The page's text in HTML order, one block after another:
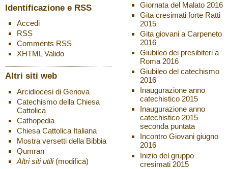
Identificazione e RSS
Accedi
RSS
Comments RSS
XHTMLValido
Altri siti web
Arcidiocesi di Genova
Catechismo della Chiesa
Cattolica
Cathopedia
Chiesa Cattolica Italiana
Mostra versetti della Bibbia
Qumran
Altri siti utili (modifica)
Giornata del Malato 2016
Gita cresimati forte Ratti
2015
Gita giovani a Carpeneto
2016
Giubileo dei presibiteri a
Roma 2016
Giubileo del catechismo
2016
Inaugurazione anno
catechistico 2015
Inaugurazione anno
catechistico 2015
seconda puntata
Incontro Giovani giugno
2016
Inizio del gruppo
cresimati 2015